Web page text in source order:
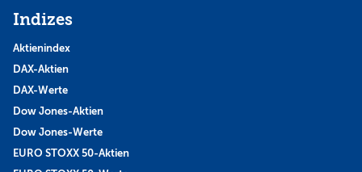
Indizes
Aktienindex
DAX-Aktien
DAX-Werte
Dow Jones-Aktien
Dow Jones-Werte
EURO STOXX 50-Aktien